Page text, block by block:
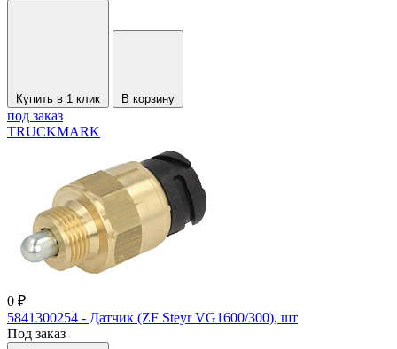
Купить в 1 клик В корзину
под заказ
TRUCKMARK
0 ₽
5841300254 - Датчик (ZF Steyr VG1600/300), шт
Под заказ